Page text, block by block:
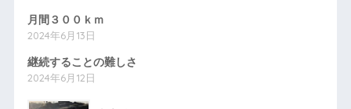
月間３００ｋｍ
2024年6月13日
継続することの難しさ
2024年6月12日